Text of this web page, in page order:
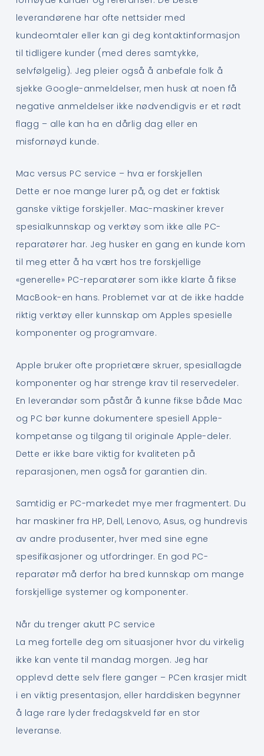
leverandørene har ofte nettsider med
kundeomtaler eller kan gi deg kontaktinformasjon
til tidligere kunder (med deres samtykke,
selvfølgelig). Jeg pleier også å anbefale folk å
sjekke Google-anmeldelser, men husk at noen få
negative anmeldelser ikke nødvendigvis er et rødt
flagg – alle kan ha en dårlig dag eller en
misfornøyd kunde.
Mac versus PC service – hva er forskjellen
Dette er noe mange lurer på, og det er faktisk
ganske viktige forskjeller. Mac-maskiner krever
spesialkunnskap og verktøy som ikke alle PC-
reparatører har. Jeg husker en gang en kunde kom
til meg etter å ha vært hos tre forskjellige
«generelle» PC-reparatører som ikke klarte å fikse
MacBook-en hans. Problemet var at de ikke hadde
riktig verktøy eller kunnskap om Apples spesielle
komponenter og programvare.
Apple bruker ofte proprietære skruer, spesiallagde
komponenter og har strenge krav til reservedeler.
En leverandør som påstår å kunne fikse både Mac
og PC bør kunne dokumentere spesiell Apple-
kompetanse og tilgang til originale Apple-deler.
Dette er ikke bare viktig for kvaliteten på
reparasjonen, men også for garantien din.
Samtidig er PC-markedet mye mer fragmentert. Du
har maskiner fra HP, Dell, Lenovo, Asus, og hundrevis
av andre produsenter, hver med sine egne
spesifikasjoner og utfordringer. En god PC-
reparatør må derfor ha bred kunnskap om mange
forskjellige systemer og komponenter.
Når du trenger akutt PC service
La meg fortelle deg om situasjoner hvor du virkelig
ikke kan vente til mandag morgen. Jeg har
opplevd dette selv flere ganger – PCen krasjer midt
i en viktig presentasjon, eller harddisken begynner
å lage rare lyder fredagskveld før en stor
leveranse.